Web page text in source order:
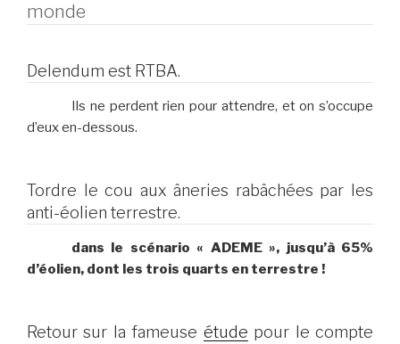
monde
Delendum est RTBA.
Ils ne perdent rien pour attendre, et on s’occupe
d’eux en-dessous.
Tordre le cou aux âneries rabâchées par les
anti-éolien terrestre.
dans le scénario « ADEME », jusqu’à 65%
d’éolien, dont les trois quarts en terrestre !
Retour sur la fameuse étude pour le compte